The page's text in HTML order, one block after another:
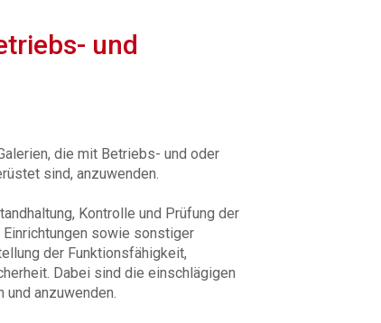
und
die mit Betriebs- und oder
sind, anzuwenden.
Kontrolle und Prüfung der
sowie sonstiger
der Funktionsfähigkeit,
Dabei sind die einschlägigen
und anzuwenden.